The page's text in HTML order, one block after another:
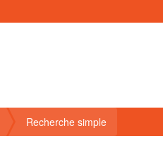
Recherche simple